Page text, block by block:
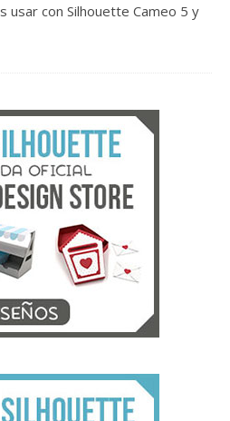
usar con Silhouette Cameo 5 y